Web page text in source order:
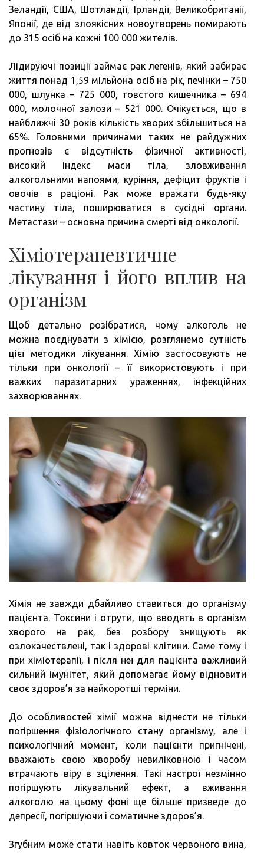
Зеландії, США, Шотландії, Ірландії, Великобританії,
Японії, де від злоякісних новоутворень помирають
до 315 осіб на кожні 100 000 жителів.
Лідируючі позиції займає рак легенів, який забирає
життя понад 1,59 мільйона осіб на рік, печінки – 750
000, шлунка – 725 000, товстого кишечника – 694
000, молочної залози – 521 000. Очікується, що в
найближчі 30 років кількість хворих збільшиться на
65%. Головними причинами таких не райдужних
прогнозів є відсутність фізичної активності,
високий індекс маси тіла, зловживання
алкогольними напоями, куріння, дефіцит фруктів і
овочів в раціоні. Рак може вражати будь-яку
частину тіла, поширюватися в сусідні органи.
Метастази – основна причина смерті від онкології.
Хіміотерапевтичне
лікування і його вплив на
організм
Щоб детально розібратися, чому алкоголь не
можна поєднувати з хімією, розглянемо сутність
цієї методики лікування. Хімію застосовують не
тільки при онкології – її використовують і при
важких паразитарних ураженнях, інфекційних
захворюваннях.
Хімія не завжди дбайливо ставиться до організму
пацієнта. Токсини і отрути, що вводять в організм
хворого на рак, без розбору знищують як
озлокачествлені, так і здорові клітини. Саме тому і
при хіміотерапії, і після неї для пацієнта важливий
сильний імунітет, який допомагає йому відновити
своє здоров’я за найкоротші терміни.
До особливостей хімії можна віднести не тільки
погіршення фізіологічного стану організму, але і
психологічний момент, коли пацієнти пригнічені,
вважають свою хворобу невиліковною і часом
втрачають віру в зцілення. Такі настрої незмінно
погіршують лікувальний ефект, а вживання
алкоголю на цьому фоні ще більше призведе до
депресії, погіршуючи і соматичне здоров’я.
Згубним може стати навіть ковток червоного вина,